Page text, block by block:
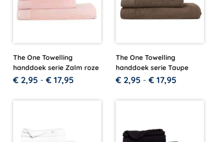
The One Towelling
handdoek serie Zalm roze
€ 2,95 - € 17,95
The One Towelling
handdoek serie Taupe
€ 2,95 - € 17,95